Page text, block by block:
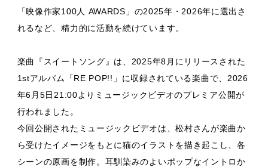
「映像作家100人 AWARDS」の2025年・2026年に選出さ
れるなど、精力的に活動を続けています。
楽曲『スイートソング』は、2025年8月にリリースされた
1stアルバム「RE POP!!」に収録されている楽曲で、2026
年6月5日21:00よりミュージックビデオのプレミア公開が
行われました。
今回公開されたミュージックビデオは、松村さんが楽曲か
ら受けたイメージをもとに猫のイラストを描き起こし、各
シーンの原画を制作。耳馴染みのよいポップなイントロか